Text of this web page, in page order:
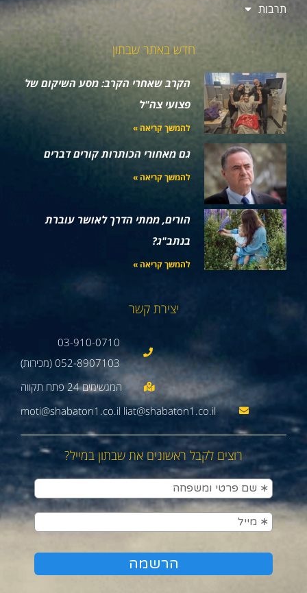
תרבות
חדש באתר שבתון
הקרב שאחרי הקרב: מסע השיקום של
פצועי צה"ל
להמשך קריאה »
גם מאחורי הכותרות קורים דברים
להמשך קריאה »
הורים, ממתי הדרך לאושר עוברת
בנתב"ג?
להמשך קריאה »
יצירת קשר
03-910-0710
052-8907103 (מכירות)
moti@shabaton1.co.il liat@shabaton1.co.il
רוצים לקבל ראשונים את שבתון במייל?